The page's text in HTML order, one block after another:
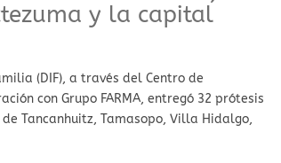
y la capital
(DIF), a través del Centro de
con Grupo FARMA, entregó 32 prótesis
Tancanhuitz, Tamasopo, Villa Hidalgo,